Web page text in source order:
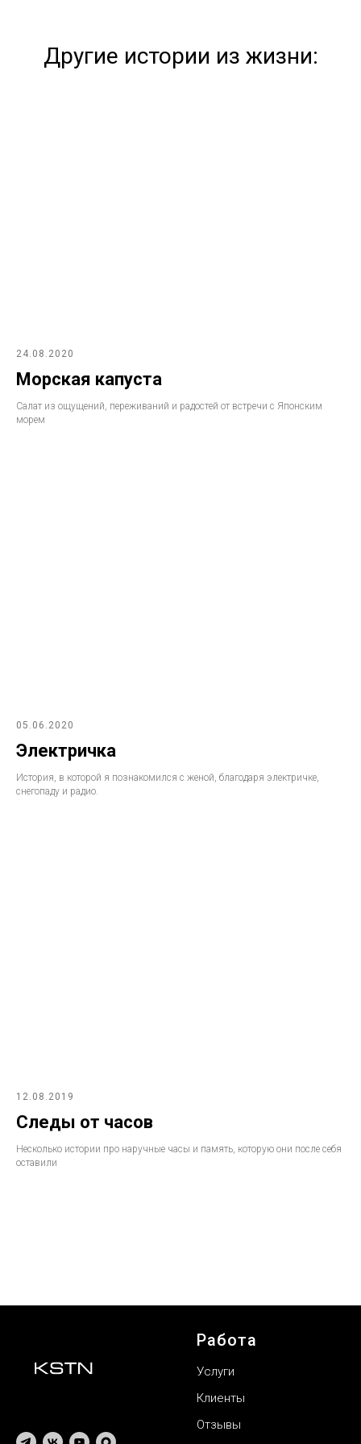
Другие истории из жизни:
24.08.2020
Морская капуста
Салат из ощущений, переживаний и радостей от встречи с Японским
морем
05.06.2020
Электричка
История, в которой я познакомился с женой, благодаря электричке,
снегопаду и радио.
12.08.2019
Следы от часов
Несколько истории про наручные часы и память, которую они после себя
оставили
Работа
Услуги
Клиенты
Отзывы